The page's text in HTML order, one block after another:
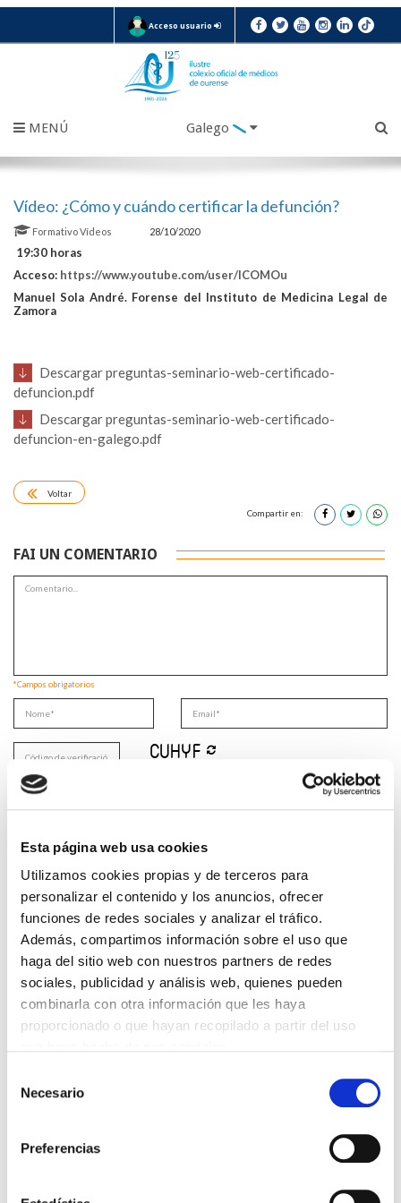
Esta página web usa cookies
Utilizamos cookies propias y de terceros para
personalizar el contenido y los anuncios, ofrecer
funciones de redes sociales y analizar el tráfico.
Además, compartimos información sobre el uso que
haga del sitio web con nuestros partners de redes
sociales, publicidad y análisis web, quienes pueden
combinarla con otra información que les haya
proporcionado o que hayan recopilado a partir del uso
Necesario
Preferencias
Acceso usuario
MENÚ Galego
Vídeo: ¿Cómo y cuándo certificar la defunción?
FormativoVídeos 28/10/2020
19:30 horas
Acceso: https://www.youtube.com/user/ICOMOu
Manuel Sola André. Forense del Instituto de Medicina Legal de
Zamora
Descargar preguntas-seminario-web-certificado-
defuncion.pdf
Descargar preguntas-seminario-web-certificado-
defuncion-en-galego.pdf
Voltar
Compartir en:
FAI UN COMENTARIO
*Campos obrigatorios
Lin e acepto a
DESTACADAS
SANIDAD CREA UN DIPLOMA OFICIAL PARA RECONOCER LA
LABOR DE LOS TUTORES DE RESIDENTES
LA ALIANZA MÉDICA POR LA SALUD PLANETARIA SE ADHIERE
AL PACTO DE ESTADO FRENTE A LA EMERGENCIA CLIMÁTICA
03/08/2026
PREMIOS DE LA REAL ACADEMIA DE MEDICINA DE GALICIA
2026
CARTA DEL PRESIDENTE DE MUTUAL MÉDICA SOBRE LA
REFORMA DE LAS MUTUALIDADES ALTERNATIVAS Y LA
EL COLEGIO MÉDICO DE OURENSE CONVOCA EL I CERTAMEN
DE CASOS CLÍNICOS PARA MÉDICOS INTERNOS RESIDENTES